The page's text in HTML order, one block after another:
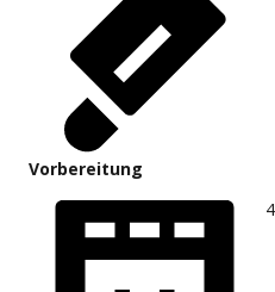
Vorbereitung
4